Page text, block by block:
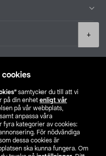
cookies
samtycker du till att vi
på din enhet enligt vår
på vår webbplats,
anpassa våra
fyra kategorier av cookies:
För nödvändiga
dessa cookies är
ska kunna fungera. Om
+
butik
FI